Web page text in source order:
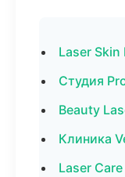
Laser
Студия
Beauty
Клиника
Laser